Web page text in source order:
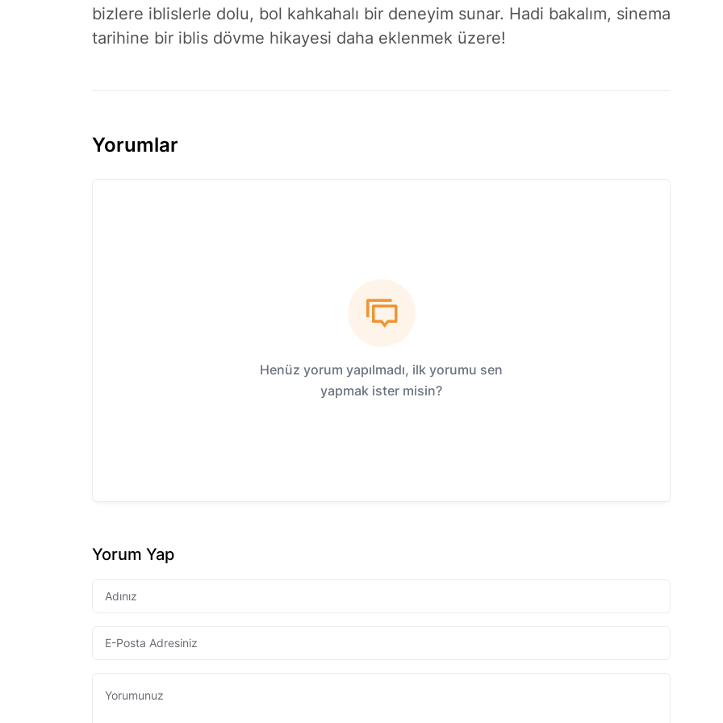
bizlere iblislerle dolu, bol kahkahalı bir deneyim sunar. Hadi bakalım, sinema
tarihine bir iblis dövme hikayesi daha eklenmek üzere!
Yorumlar
Henüz yorum yapılmadı, ilk yorumu sen
yapmak ister misin?
Yorum Yap